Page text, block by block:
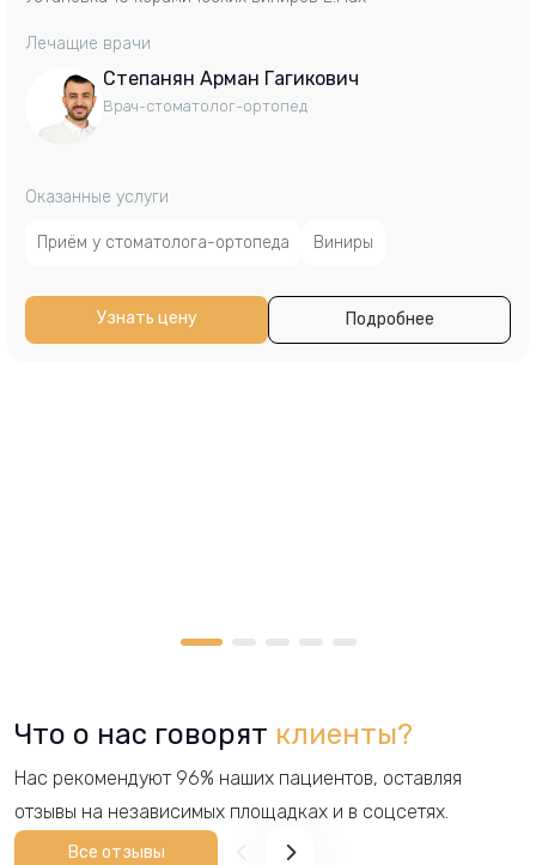
Лечащие врачи
Степанян Арман Гагикович
Врач-стоматолог-ортопед
Оказанные услуги
Приём у стоматолога-ортопеда Виниры
Узнать цену Подробнее
Что о нас говорят клиенты?
Нас рекомендуют 96% наших пациентов, оставляя
отзывы на независимых площадках и в соцсетях.
Все отзывы